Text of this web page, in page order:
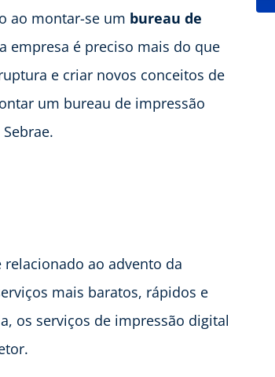
ao montar-se um bureau de
empresa é preciso mais do que
e criar novos conceitos de
um bureau de impressão
ao advento da
mais baratos, rápidos e
os serviços de impressão digital